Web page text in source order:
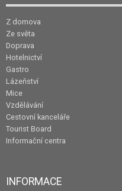
Z domova
Ze světa
Doprava
Hotelnictví
Gastro
Lázeňství
Mice
Vzdělávání
Cestovní kanceláře
Tourist Board
Informační centra
INFORMACE